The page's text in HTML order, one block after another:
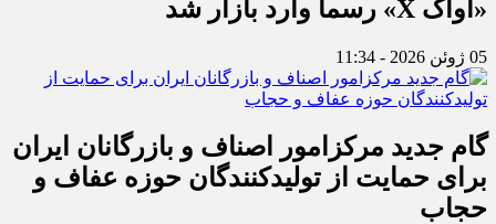
«آواک X» رسماً وارد بازار شد
05 ژوئن 2026 - 11:34
گام جدید مرکزامور اصناف و بازرگانان ایران
برای حمایت از تولیدکنندگان حوزه عفاف و
حجاب